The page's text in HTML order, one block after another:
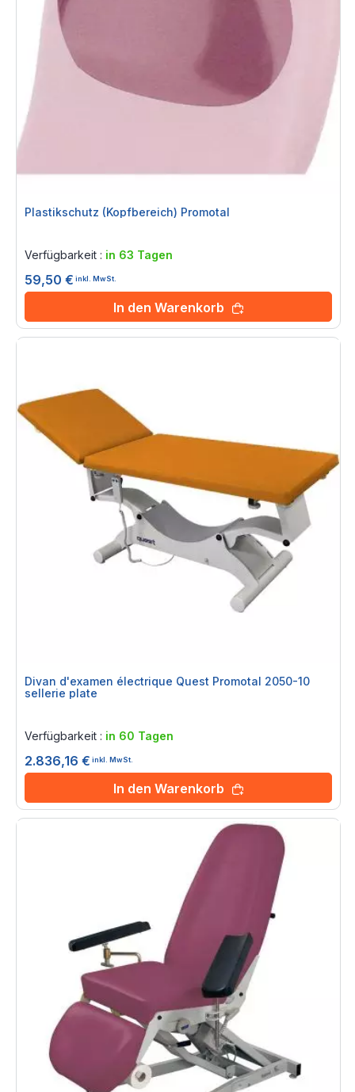
Plastikschutz (Kopfbereich) Promotal
Verfügbarkeit : in 63 Tagen
59,50 € inkl. MwSt.
In den Warenkorb
Divan d'examen électrique Quest Promotal 2050-10
sellerie plate
Verfügbarkeit : in 60 Tagen
2.836,16 € inkl. MwSt.
In den Warenkorb